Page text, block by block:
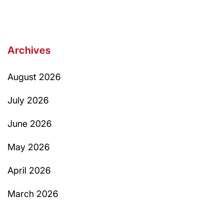
Archives
August 2026
July 2026
June 2026
May 2026
April 2026
March 2026